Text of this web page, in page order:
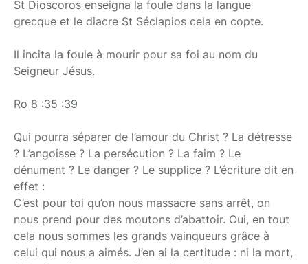
St Dioscoros enseigna la foule dans la langue
grecque et le diacre St Séclapios cela en copte.
Il incita la foule à mourir pour sa foi au nom du
Seigneur Jésus.
Ro 8 :35 :39
Qui pourra séparer de l’amour du Christ ? La détresse
? L’angoisse ? La persécution ? La faim ? Le
dénument ? Le danger ? Le supplice ? L’écriture dit en
effet :
C’est pour toi qu’on nous massacre sans arrêt, on
nous prend pour des moutons d’abattoir. Oui, en tout
cela nous sommes les grands vainqueurs grâce à
celui qui nous a aimés. J’en ai la certitude : ni la mort,